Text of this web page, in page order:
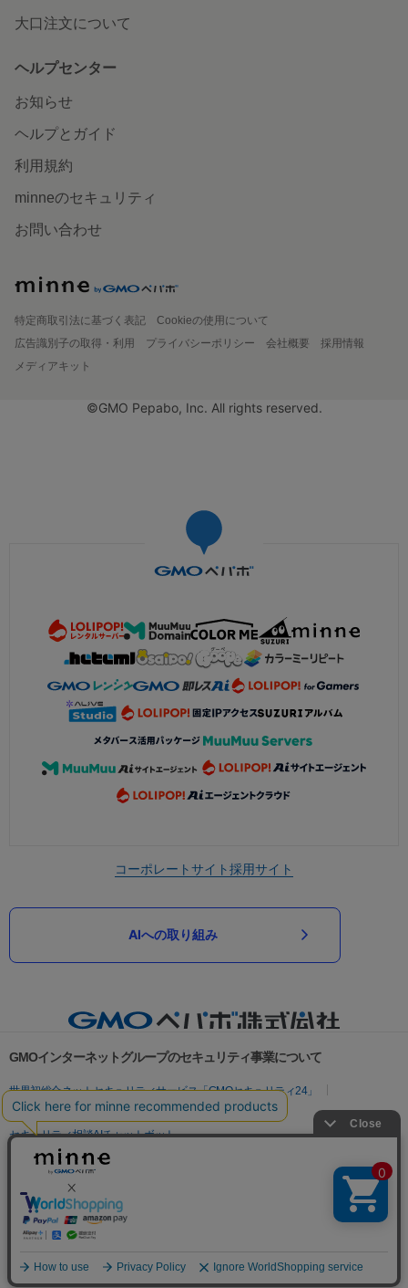
大口注文について
ヘルプセンター
お知らせ
ヘルプとガイド
利用規約
minneのセキュリティ
お問い合わせ
特定商取引法に基づく表記
Cookieの使用について
広告識別子の取得・利用
プライバシーポリシー 会社概要
採用情報
メディアキット
©GMO Pepabo, Inc. All rights reserved.
コーポレートサイト採用サイト
AIへの取り組み
GMOインターネットグループのセキュリティ事業について
世界初総合ネットセキュリティサービス「GMOセキュリティ24」
パスワード漏洩診断
Webサイトリスク診断
セキュリティ相談AIチャットボット
実在証明・盗聴対策
サイバー攻撃対策（GMO Flatt Security）
セキュリティ事業の軌跡